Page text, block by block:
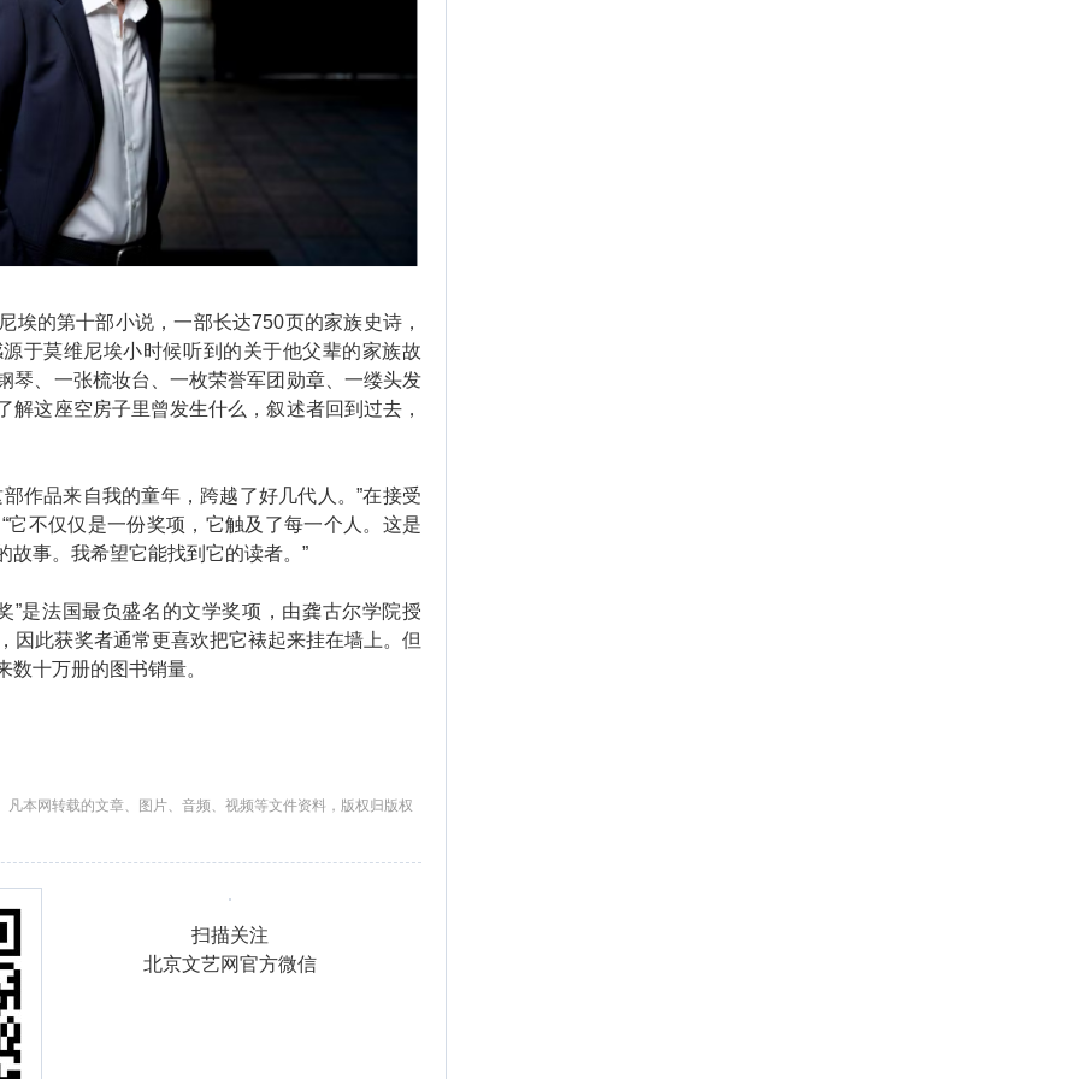
的第十部小说，一部长达750页的家族史诗，
于莫维尼埃小时候听到的关于他父辈的家族故
琴、一张梳妆台、一枚荣誉军团勋章、一缕头发
解这座空房子里曾发生什么，叙述者回到过去，
品来自我的童年，跨越了好几代人。”在接受
它不仅仅是一份奖项，它触及了每一个人。这是
故事。我希望它能找到它的读者。”
法国最负盛名的文学奖项，由龚古尔学院授
因此获奖者通常更喜欢把它裱起来挂在墙上。但
十万册的图书销量。
本网转载的文章、图片、音频、视频等文件资料，版权归版权
扫描关注
北京文艺网官方微信